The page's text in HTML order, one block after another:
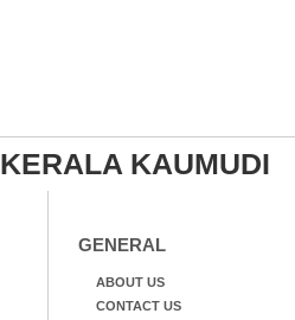
KERALA KAUMUDI
GENERAL
ABOUT US
CONTACT US